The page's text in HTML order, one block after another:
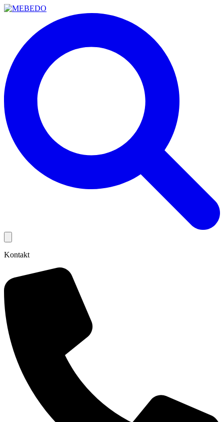
Kontakt